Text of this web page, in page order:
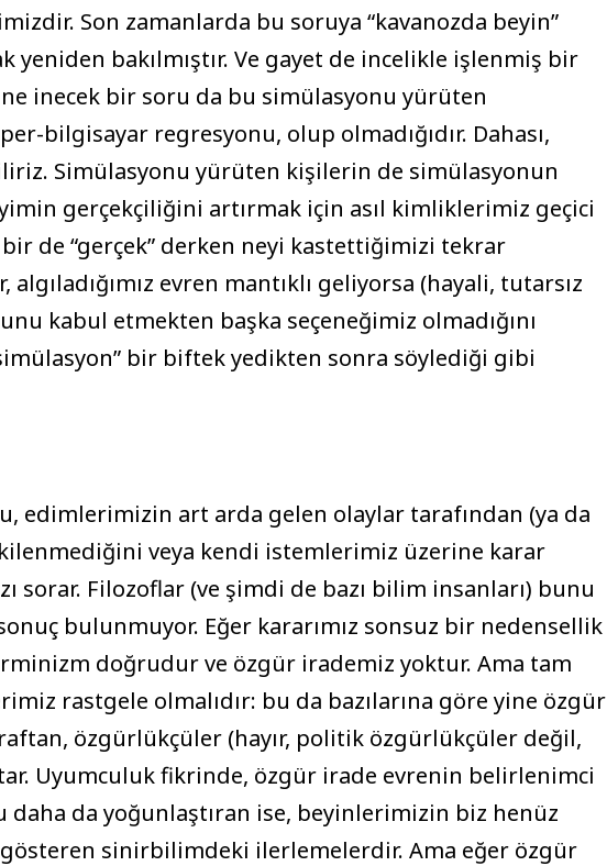
Son zamanlarda bu soruya “kavanozda beyin”
bakılmıştır. Ve gayet de incelikle işlenmiş bir
inecek bir soru da bu simülasyonu yürüten
bilgisayar regresyonu, olup olmadığıdır. Dahası,
Simülasyonu yürüten kişilerin de simülasyonun
gerçekçiliğini artırmak için asıl kimliklerimiz geçici
de “gerçek” derken neyi kastettiğimizi tekrar
evren mantıklı geliyorsa (hayali, tutarsız
kabul etmekten başka seçeneğimiz olmadığını
bir biftek yedikten sonra söylediği gibi
edimlerimizin art arda gelen olaylar tarafından (ya da
veya kendi istemlerimiz üzerine karar
sorar. Filozoflar (ve şimdi de bazı bilim insanları) bunu
bulunmuyor. Eğer kararımız sonsuz bir nedensellik
doğrudur ve özgür irademiz yoktur. Ama tam
rastgele olmalıdır: bu da bazılarına göre yine özgür
özgürlükçüler (hayır, politik özgürlükçüler değil,
Uyumculuk fikrinde, özgür irade evrenin belirlenimci
daha da yoğunlaştıran ise, beyinlerimizin biz henüz
sinirbilimdeki ilerlemelerdir. Ama eğer özgür